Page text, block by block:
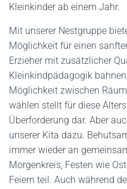
Kleinkinder ab einem Jahr.
Mit unserer Nestgruppe
Möglichkeit für einen
Erzieher mit zusätzlicher
Kleinkindpädagogik
Möglichkeit zwischen
wählen stellt für diese
Überforderung dar. Aber
unserer Kita dazu.
immer wieder an
Morgenkreis, Festen wie
Feiern teil. Auch während